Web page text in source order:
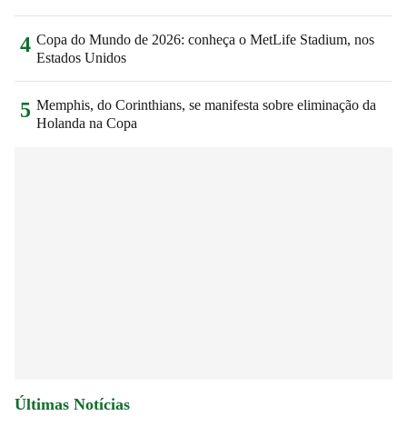
4 Copa do Mundo de 2026: conheça o MetLife Stadium, nos
Estados Unidos
5 Memphis, do Corinthians, se manifesta sobre eliminação da
Holanda na Copa
Últimas Notícias